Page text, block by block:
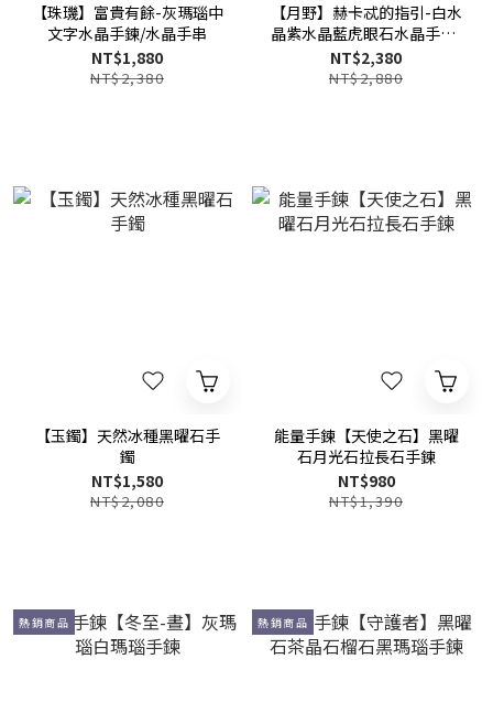
【珠璣】富貴有餘-灰瑪瑙中
文字水晶手鍊/水晶手串
NT$1,880
NT$2,380
【月野】赫卡忒的指引-白水
晶紫水晶藍虎眼石水晶手鍊/
水晶手串
NT$2,380
NT$2,880
【玉鐲】天然冰種黑曜石手
鐲
NT$1,580
NT$2,080
能量手鍊【天使之石】黑曜
石月光石拉長石手鍊
NT$980
NT$1,390
熱銷商品 熱銷商品